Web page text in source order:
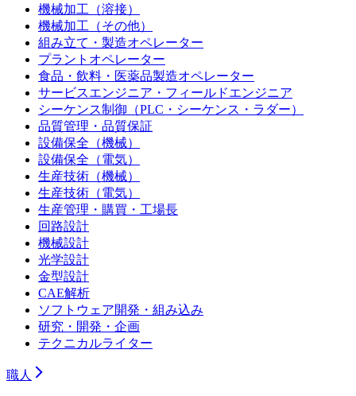
機械加工（溶接）
機械加工（その他）
組み立て・製造オペレーター
プラントオペレーター
食品・飲料・医薬品製造オペレーター
サービスエンジニア・フィールドエンジニア
シーケンス制御（PLC・シーケンス・ラダー）
品質管理・品質保証
設備保全（機械）
設備保全（電気）
生産技術（機械）
生産技術（電気）
生産管理・購買・工場長
回路設計
機械設計
光学設計
金型設計
CAE解析
ソフトウェア開発・組み込み
研究・開発・企画
テクニカルライター
職人